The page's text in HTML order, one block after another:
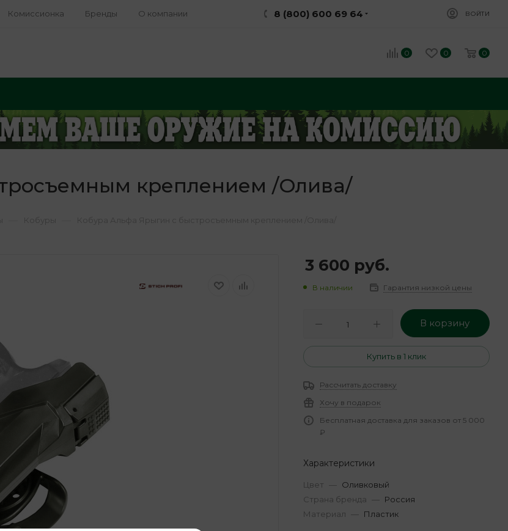
Комиссионка Бренды О компании 8 (800) 600 69 64 ВОЙТИ
0 0 0
креплением /Олива/
3 600 руб.
В наличии Гарантия низкой цены
В корзину
Купить в 1 клик
Рассчитать доставку
Хочу в подарок
Бесплатная доставка для заказов от 5 000
₽
Характеристики
Цвет — Оливковый
Страна бренда — Россия
Материал — Пластик